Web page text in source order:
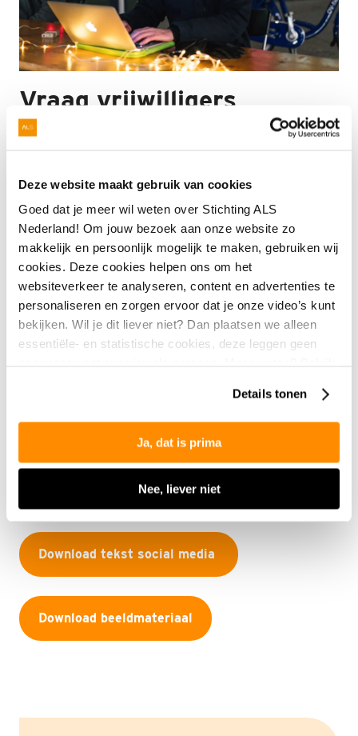
Deze website maakt gebruik van cookies
Goed dat je meer wil weten over Stichting ALS
Nederland! Om jouw bezoek aan onze website zo
makkelijk en persoonlijk mogelijk te maken, gebruiken wij
cookies. Deze cookies helpen ons om het
websiteverkeer te analyseren, content en advertenties te
personaliseren en zorgen ervoor dat je onze video’s kunt
bekijken. Wil je dit liever niet? Dan plaatsen we alleen
essentiële- en statistische cookies, deze leggen geen
Details tonen
Ja, dat is prima
Nee, liever niet
Vraag vrijwilligers
Ken jij iemand die geschikt is voor een
december? Laat diegene weten dat we nog op zoek
zijn naar vrijwilligers voor het Glazen Huis. We zoeken
publieksbegeleiders, collectanten, ondersteuning voor
bij de chequebox en medewerkers webcare. Voor ieder
wat wils dus!
Materiaal om vrijwilligers te benaderen
Met deze teksten en beelden kan jij iedereen uit jouw
netwerk gemakkelijk en snel benaderen voor een
Download WhatsApp-bericht
Download voorbeeldmail
Download tekst social media
Download beeldmateriaal